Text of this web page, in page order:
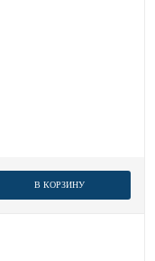
В КОРЗИНУ